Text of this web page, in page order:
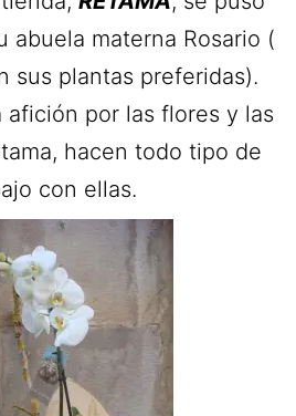
abuela materna Rosario (
sus plantas preferidas).
afición por las flores y las
hacen todo tipo de
con ellas.